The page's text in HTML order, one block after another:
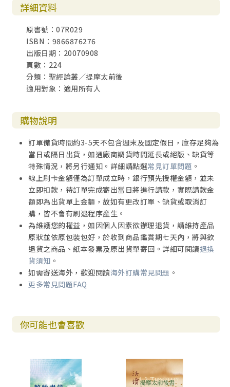
詳細資料
原書號：07R029
ISBN：9866876276
出版日期：20070908
頁數：224
分類：聖經論叢／提摩太前後
適用對象：適用所有人
購物說明
訂單備貨時間約3-5天不包含週末及國定假日，庫存足夠為
當日或隔日出貨，如遇廠商調貨時間延長或絕版、缺貨等
特殊情況，將另行通知。詳細請點選常見訂單問題 。
線上刷卡金額僅為訂單成立時，銀行預先授權金額，並未
立即扣款，待訂單完成寄出當日將進行請款，實際請款金
額即為出貨單上金額，故如有更改訂單、缺貨或取消訂
購，皆不會有刷退程序產生。
為維護您的權益，如因個人因素欲辦理退貨，請維持產品
原狀並依原包裝包好，於收到商品鑑賞期七天內，將與欲
退貨之商品、紙本發票及原出貨單寄回。詳細可閱讀退換
貨須知 。
如需寄送海外，歡迎閱讀海外訂購常見問題 。
更多常見問題FAQ
你可能也會喜歡